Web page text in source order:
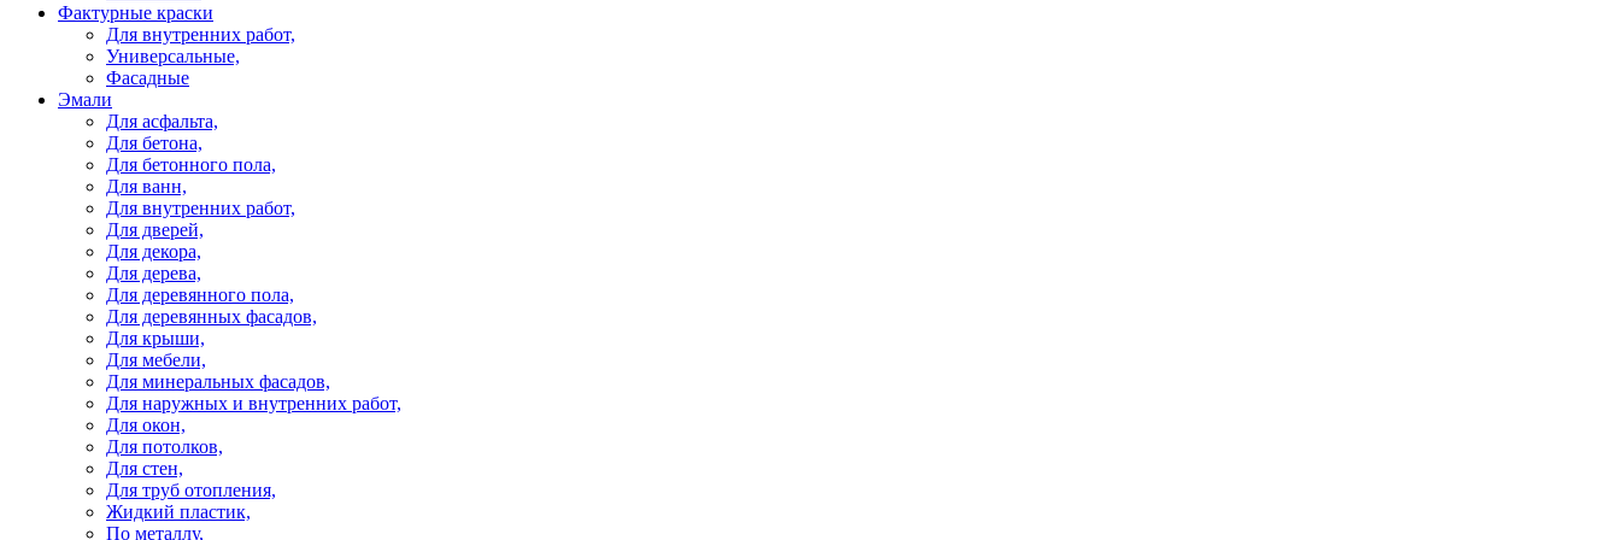
Фактурные краски
Для внутренних работ,
Универсальные,
Фасадные
Эмали
Для асфальта,
Для бетона,
Для бетонного пола,
Для ванн,
Для внутренних работ,
Для дверей,
Для декора,
Для дерева,
Для деревянного пола,
Для деревянных фасадов,
Для крыши,
Для мебели,
Для минеральных фасадов,
Для наружных и внутренних работ,
Для окон,
Для потолков,
Для стен,
Для труб отопления,
Жидкий пластик,
По металлу,